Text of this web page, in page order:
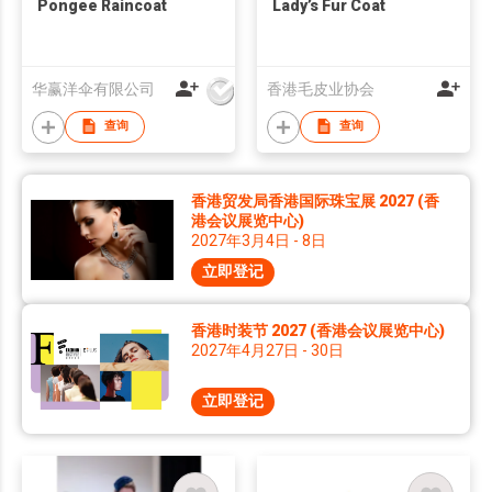
Pongee Raincoat
华赢洋伞有限公司
查询
Lady’s Fur Coat
香港毛皮业协会
查询
香港贸发局香港国际珠宝展 2027 (香
港会议展览中心)
2027年3月4日 - 8日
立即登记
香港时装节 2027 (香港会议展览中心)
2027年4月27日 - 30日
立即登记